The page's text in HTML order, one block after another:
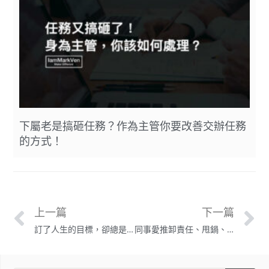
下屬老是搞砸任務？作為主管你要改善交辦任務
的方式！
上一篇
訂了人生的目標，卻總是無法達成目標嗎？這樣規劃人生目標才能提高達標率！
下一篇
同事愛推卸責任、甩鍋、主管愛收割，職場上生存必懂的厚黑學